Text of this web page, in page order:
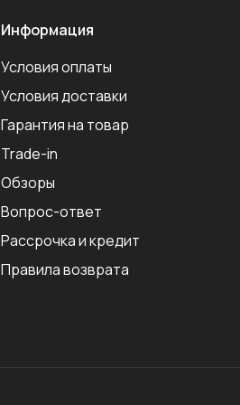
Информация
Условия оплаты
Условия доставки
Гарантия на товар
Trade-in
Обзоры
Вопрос-ответ
Рассрочка и кредит
Правила возврата